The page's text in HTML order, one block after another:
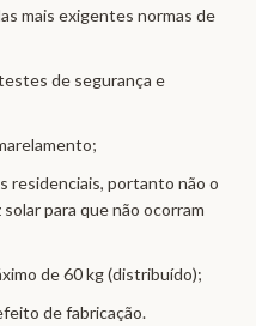
mais exigentes normas de
de segurança e
residenciais, portanto não o
para que não ocorram
de 60 kg (distribuído);
de fabricação.